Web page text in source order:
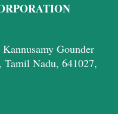
Gounder
Tamil Nadu, 641027,